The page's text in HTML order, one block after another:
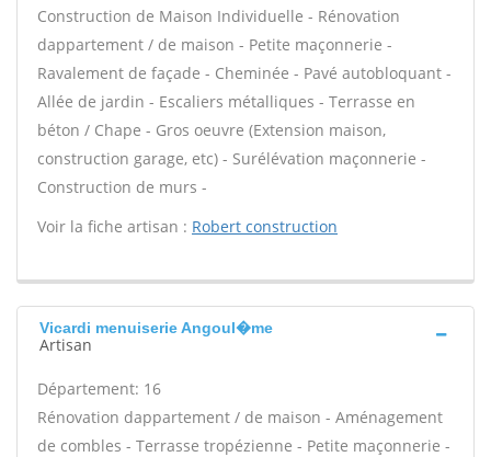
Construction de Maison Individuelle - Rénovation
dappartement / de maison - Petite maçonnerie -
Ravalement de façade - Cheminée - Pavé autobloquant -
Allée de jardin - Escaliers métalliques - Terrasse en
béton / Chape - Gros oeuvre (Extension maison,
construction garage, etc) - Surélévation maçonnerie -
Construction de murs -
Voir la fiche artisan : Robert construction
Vicardi menuiserie Angoul�me
Artisan
Département: 16
Rénovation dappartement / de maison - Aménagement
de combles - Terrasse tropézienne - Petite maçonnerie -